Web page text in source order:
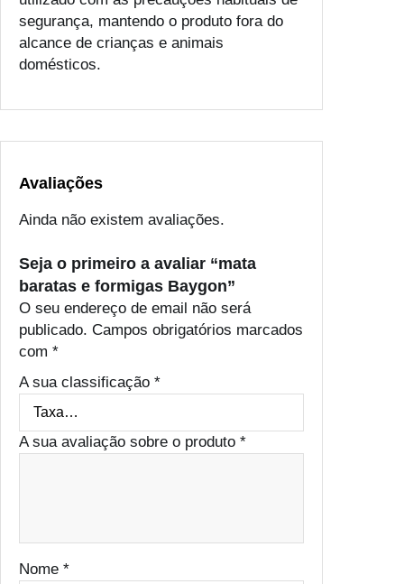
segurança, mantendo o produto fora do
alcance de crianças e animais
domésticos.
Avaliações
Ainda não existem avaliações.
Seja o primeiro a avaliar “mata
baratas e formigas Baygon”
O seu endereço de email não será
publicado. Campos obrigatórios marcados
com *
A sua classificação *
A sua avaliação sobre o produto *
Nome *